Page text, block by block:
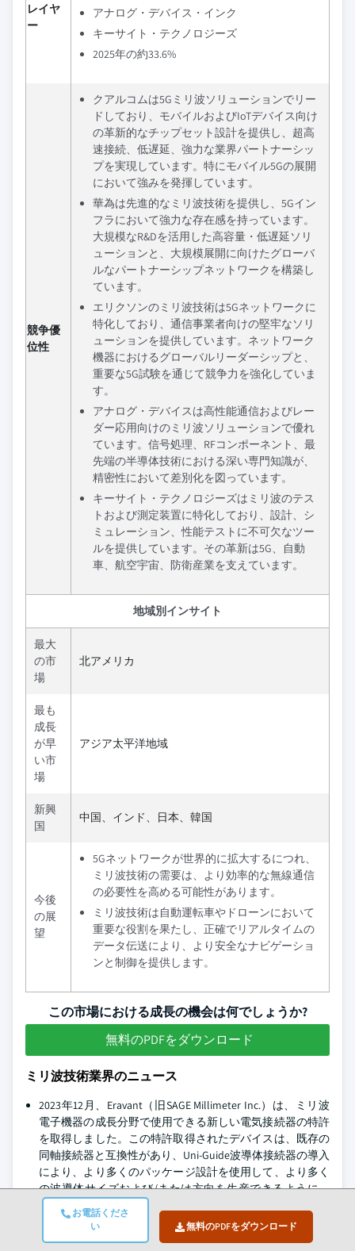
お電話くださ
い
無料のPDFをダウンロード
レイヤ
ー
アナログ・デバイス・インク
キーサイト・テクノロジーズ
2025年の約33.6%
競争優
位性
クアルコムは5Gミリ波ソリューションでリー
ドしており、モバイルおよびIoTデバイス向け
の革新的なチップセット設計を提供し、超高
速接続、低遅延、強力な業界パートナーシッ
プを実現しています。特にモバイル5Gの展開
において強みを発揮しています。
華為は先進的なミリ波技術を提供し、5Gイン
フラにおいて強力な存在感を持っています。
大規模なR&Dを活用した高容量・低遅延ソリ
ューションと、大規模展開に向けたグローバ
ルなパートナーシップネットワークを構築し
ています。
エリクソンのミリ波技術は5Gネットワークに
特化しており、通信事業者向けの堅牢なソリ
ューションを提供しています。ネットワーク
機器におけるグローバルリーダーシップと、
重要な5G試験を通じて競争力を強化していま
す。
アナログ・デバイスは高性能通信およびレー
ダー応用向けのミリ波ソリューションで優れ
ています。信号処理、RFコンポーネント、最
先端の半導体技術における深い専門知識が、
精密性において差別化を図っています。
キーサイト・テクノロジーズはミリ波のテス
トおよび測定装置に特化しており、設計、シ
ミュレーション、性能テストに不可欠なツー
ルを提供しています。その革新は5G、自動
車、航空宇宙、防衛産業を支えています。
地域別インサイト
最大
の市
場
北アメリカ
最も
成長
が早
い市
場
アジア太平洋地域
新興
国
中国、インド、日本、韓国
今後
の展
望
5Gネットワークが世界的に拡大するにつれ、
ミリ波技術の需要は、より効率的な無線通信
の必要性を高める可能性があります。
ミリ波技術は自動運転車やドローンにおいて
重要な役割を果たし、正確でリアルタイムの
データ伝送により、より安全なナビゲーショ
ンと制御を提供します。
この市場における成長の機会は何でしょうか?
無料のPDFをダウンロード
ミリ波技術業界のニュース
2023年12月、Eravant（旧SAGE Millimeter Inc.）は、ミリ波
電子機器の成長分野で使用できる新しい電気接続器の特許
を取得しました。この特許取得されたデバイスは、既存の
同軸接続器と互換性があり、Uni-Guide波導体接続器の導入
により、より多くのパッケージ設計を使用して、より多く
の波導体サイズおよび/または方向を生産できるように、
より多くの部品メーカーがより多くのパッケージ設計を使
用できるように開発されています。
2022年6月、東京工科大学とNEC株式会社は、ミリ波